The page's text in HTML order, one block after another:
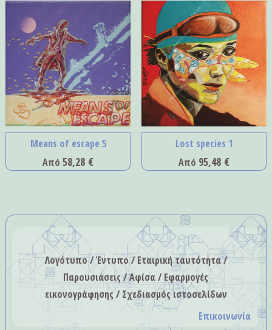
Means of escape 5
Από58,28 €
Lost species 1
Από 95,48 €
Λογότυπο / Έντυπο / Εταιρική ταυτότητα /
Παρουσιάσεις / Αφίσα / Εφαρμογές
εικονογράφησης / Σχεδιασμός ιστοσελίδων
Επικοινωνία